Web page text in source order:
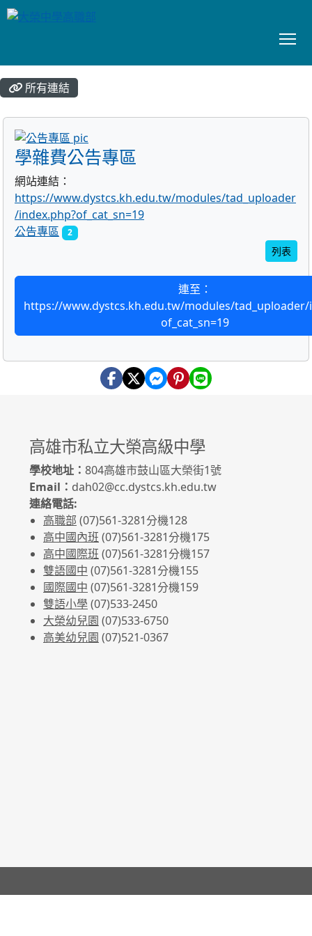
所有連結
學雜費公告專區
網站連結：
https://www.dystcs.kh.edu.tw/modules/tad_uploader
/index.php?of_cat_sn=19
公告專區
2
列表
連至：
https://www.dystcs.kh.edu.tw/modules/tad_uploader/
of_cat_sn=19
高雄市私立大榮高級中學
學校地址： 804高雄市鼓山區大榮街1號
Email： dah02@cc.dystcs.kh.edu.tw
連絡電話:
高職部 (07)561-3281分機128
高中國內班 (07)561-3281分機175
高中國際班 (07)561-3281分機157
雙語國中 (07)561-3281分機155
國際國中 (07)561-3281分機159
雙語小學(07)533-2450
大榮幼兒園 (07)533-6750
高美幼兒園 (07)521-0367